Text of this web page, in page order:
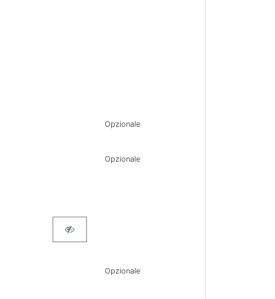
Opzionale
Opzionale
Opzionale